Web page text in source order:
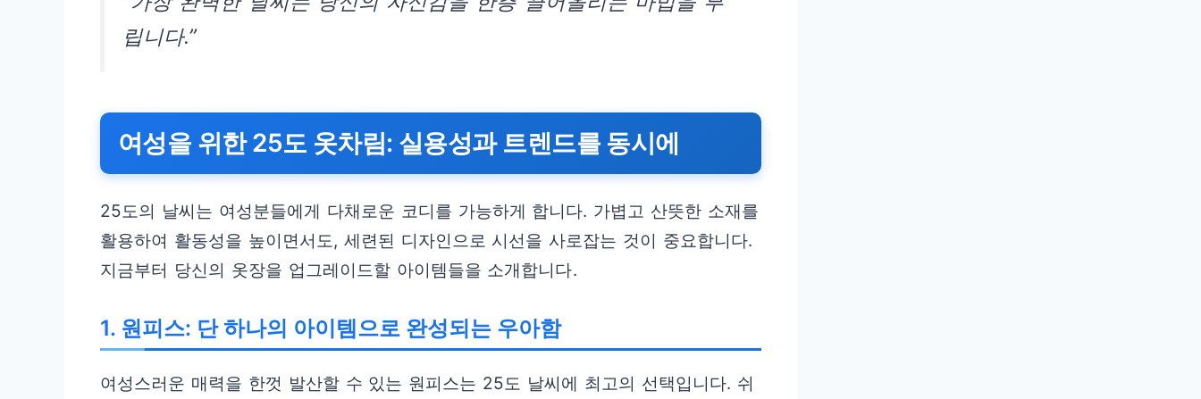
립니다.”
여성을 위한 25도 옷차림: 실용성과 트렌드를 동시에
25도의 날씨는 여성분들에게 다채로운 코디를 가능하게 합니다. 가볍고 산뜻한 소재를
활용하여 활동성을 높이면서도, 세련된 디자인으로 시선을 사로잡는 것이 중요합니다.
지금부터 당신의 옷장을 업그레이드할 아이템들을 소개합니다.
1. 원피스: 단 하나의 아이템으로 완성되는 우아함
여성스러운 매력을 한껏 발산할 수 있는 원피스는 25도 날씨에 최고의 선택입니다. 쉬